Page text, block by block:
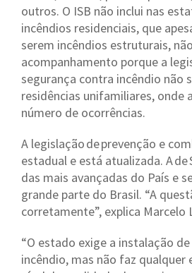
outros. O ISB não inclui nas
incêndios residenciais, que
serem incêndios estruturais,
acompanhamento porque a
segurança contra incêndio não
residências unifamiliares, onde
número de ocorrências.
A legislação de prevenção e
estadual e está atualizada. A de
das mais avançadas do País e
grande parte do Brasil. “A
corretamente”, explica Marcelo
“O estado exige a instalação
incêndio, mas não faz qualquer